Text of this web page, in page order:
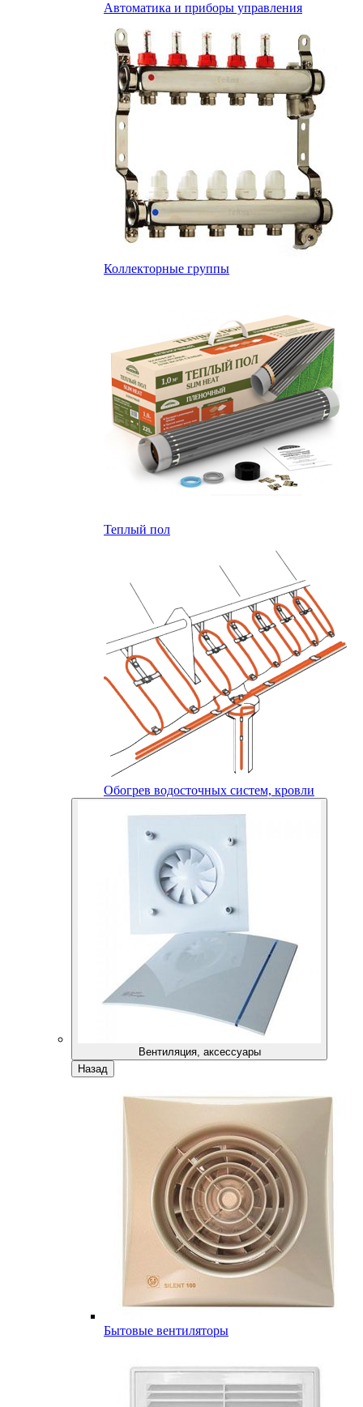
Автоматика и приборы управления
Коллекторные группы
Теплый пол
Обогрев водосточных систем, кровли
Вентиляция, аксессуары
Назад
Бытовые вентиляторы